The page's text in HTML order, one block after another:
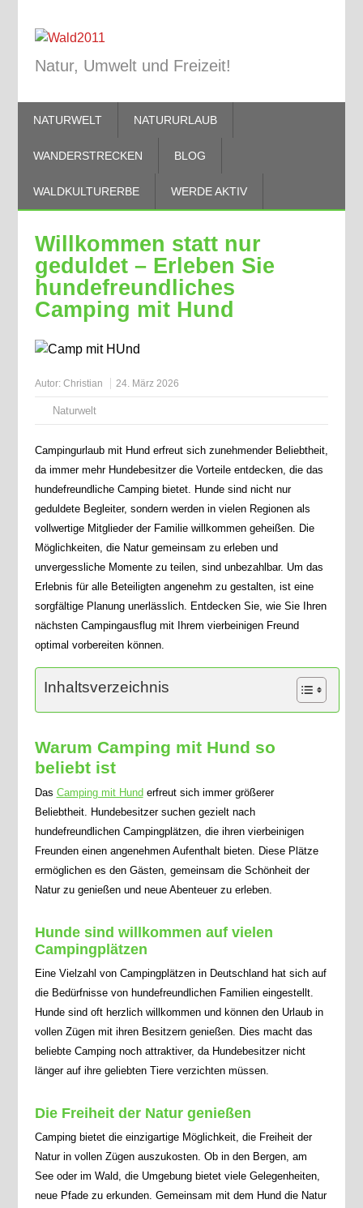
Natur, Umwelt und Freizeit!
NATURWELT NATURURLAUB
WANDERSTRECKEN BLOG
WALDKULTURERBE WERDE AKTIV
Willkommen statt nur
geduldet – Erleben Sie
hundefreundliches
Camping mit Hund
Autor: Christian 24. März 2026
Naturwelt
Campingurlaub mit Hund erfreut sich zunehmender Beliebtheit,
da immer mehr Hundebesitzer die Vorteile entdecken, die das
hundefreundliche Camping bietet. Hunde sind nicht nur
geduldete Begleiter, sondern werden in vielen Regionen als
vollwertige Mitglieder der Familie willkommen geheißen. Die
Möglichkeiten, die Natur gemeinsam zu erleben und
unvergessliche Momente zu teilen, sind unbezahlbar. Um das
Erlebnis für alle Beteiligten angenehm zu gestalten, ist eine
sorgfältige Planung unerlässlich. Entdecken Sie, wie Sie Ihren
nächsten Campingausflug mit Ihrem vierbeinigen Freund
optimal vorbereiten können.
Inhaltsverzeichnis
Warum Camping mit Hund so
beliebt ist
Das Camping mit Hund erfreut sich immer größerer
Beliebtheit. Hundebesitzer suchen gezielt nach
hundefreundlichen Campingplätzen, die ihren vierbeinigen
Freunden einen angenehmen Aufenthalt bieten. Diese Plätze
ermöglichen es den Gästen, gemeinsam die Schönheit der
Natur zu genießen und neue Abenteuer zu erleben.
Hunde sind willkommen auf vielen
Campingplätzen
Eine Vielzahl von Campingplätzen in Deutschland hat sich auf
die Bedürfnisse von hundefreundlichen Familien eingestellt.
Hunde sind oft herzlich willkommen und können den Urlaub in
vollen Zügen mit ihren Besitzern genießen. Dies macht das
beliebte Camping noch attraktiver, da Hundebesitzer nicht
länger auf ihre geliebten Tiere verzichten müssen.
Die Freiheit der Natur genießen
Camping bietet die einzigartige Möglichkeit, die Freiheit der
Natur in vollen Zügen auszukosten. Ob in den Bergen, am
See oder im Wald, die Umgebung bietet viele Gelegenheiten,
neue Pfade zu erkunden. Gemeinsam mit dem Hund die Natur